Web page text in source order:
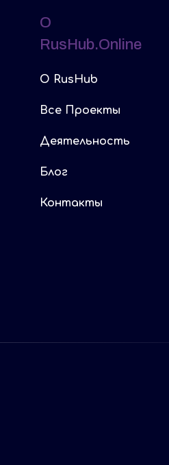
O
RusHub.online
O RusHub
Все Проекты
Деятельность
Блог
Контакты